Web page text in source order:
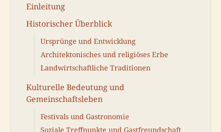
Einleitung
Historischer Überblick
Ursprünge und Entwicklung
Architektonisches und religiöses Erbe
Landwirtschaftliche Traditionen
Kulturelle Bedeutung und
Gemeinschaftsleben
Festivals und Gastronomie
Soziale Treffpunkte und Gastfreundschaft